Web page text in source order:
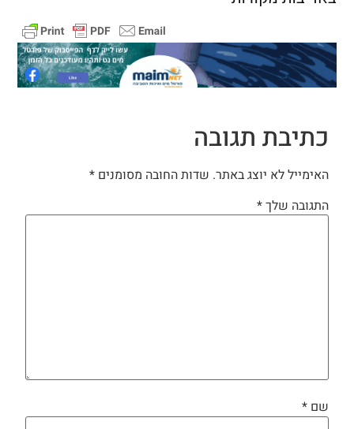
כתיבת תגובה
האימייל לא יוצג באתר. שדות החובה מסומנים *
התגובה שלך*
שם *